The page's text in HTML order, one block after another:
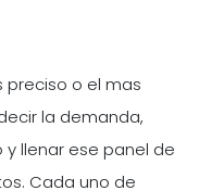
preciso o el mas
la demanda,
llenar ese panel de
Cada uno de